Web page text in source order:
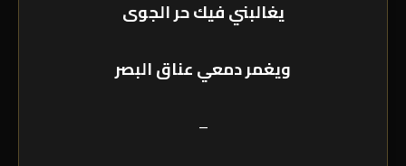
يغالبني فيك حر الجوى
ويغمر دمعي عناق البصر
–